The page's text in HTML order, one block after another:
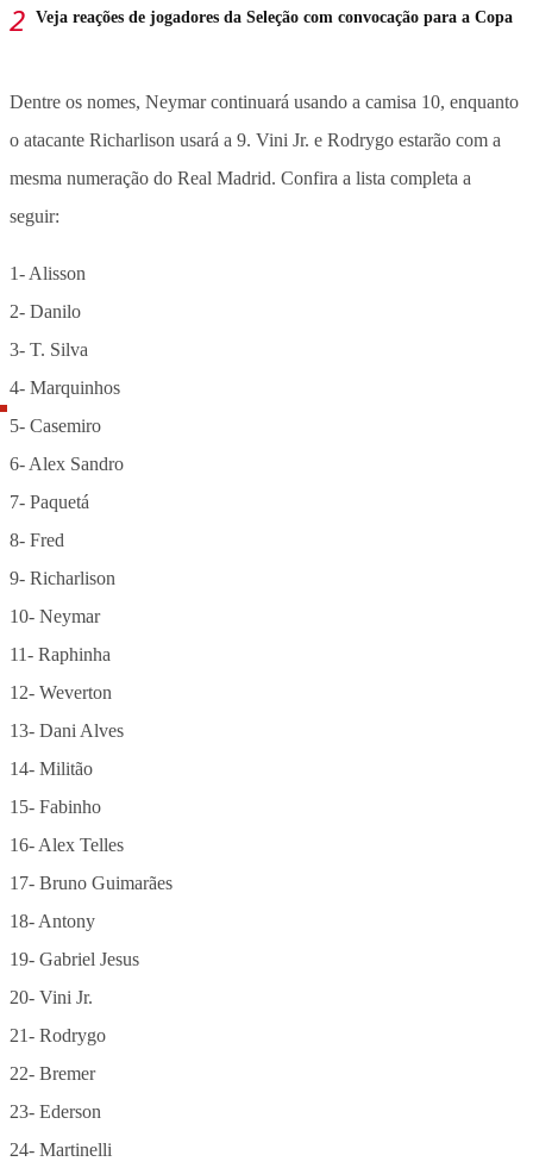
Veja reações de jogadores da Seleção com convocação para a Copa
Dentre os nomes, Neymar continuará usando a camisa 10, enquanto
o atacante Richarlison usará a 9. Vini Jr. e Rodrygo estarão com a
mesma numeração do Real Madrid. Confira a lista completa a
seguir:
1- Alisson
2- Danilo
3- T. Silva
4- Marquinhos
5- Casemiro
6- Alex Sandro
7- Paquetá
8- Fred
9- Richarlison
10- Neymar
11- Raphinha
12- Weverton
13- Dani Alves
14- Militão
15- Fabinho
16- Alex Telles
17- Bruno Guimarães
18- Antony
19- Gabriel Jesus
20- Vini Jr.
21- Rodrygo
22- Bremer
23- Ederson
24- Martinelli